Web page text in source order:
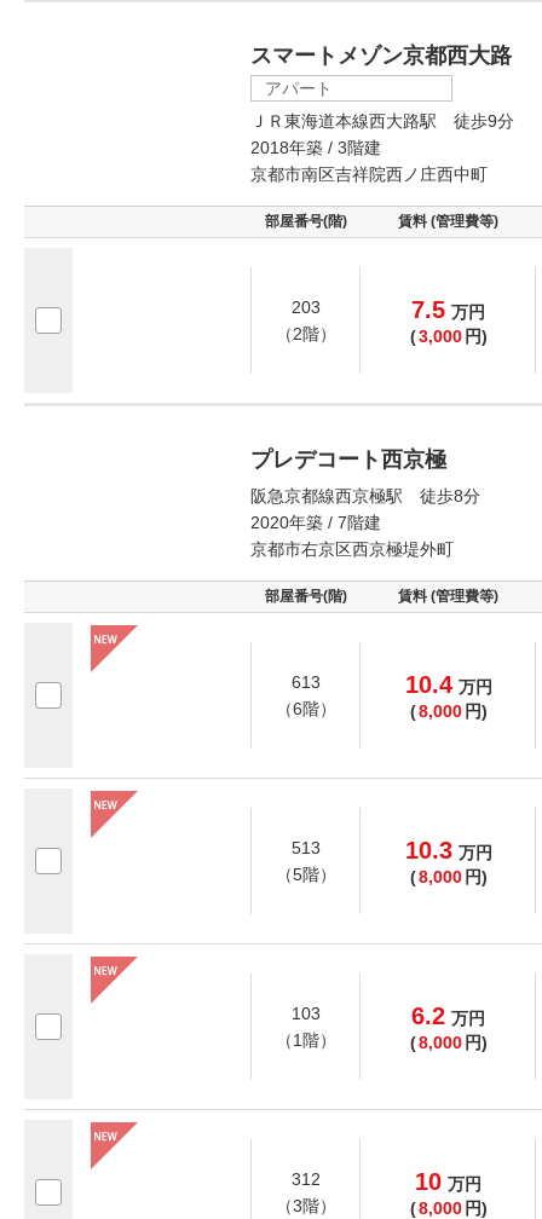
スマートメゾン京都西大路
アパート
ＪＲ東海道本線西大路駅 徒歩9分
2018年築 / 3階建
京都市南区吉祥院西ノ庄西中町
部屋番号(階) 賃料 (管理費等)
203
（2階）
7.5 万円
(3,000 円)
プレデコート西京極
阪急京都線西京極駅 徒歩8分
2020年築 / 7階建
京都市右京区西京極堤外町
部屋番号(階) 賃料 (管理費等)
613
（6階）
10.4 万円
(8,000 円)
513
（5階）
10.3 万円
(8,000 円)
103
（1階）
6.2 万円
(8,000 円)
312
（3階）
10 万円
(8,000 円)